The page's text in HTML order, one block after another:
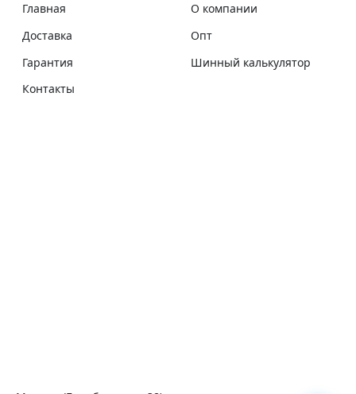
Главная
О компании
Доставка
Опт
Гарантия
Шинный калькулятор
Контакты